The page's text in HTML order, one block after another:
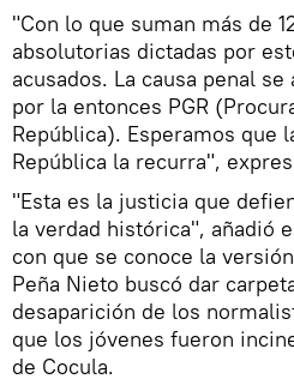
"Con lo que suman más de
absolutorias dictadas por
acusados. La causa penal
por la entonces PGR
República). Esperamos que
República la recurra",
"Esta es la justicia que
la verdad histórica", añadió
con que se conoce la
Peña Nieto buscó dar
desaparición de los
que los jóvenes fueron
de Cocula.